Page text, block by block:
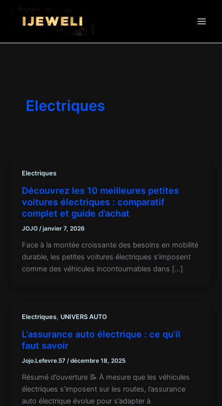
contenu
Electriques
Electriques
Découvrez les 10 meilleures petites
voitures électriques : comparatif
complet et guide d’achat
JOJO /janvier 7, 2026
Face à la montée croissante des besoins en mobilité
durable, les petites voitures électriques s’imposent
comme des véhicules incontournables dans […]
Electriques, UNIVERS AUTO
L’assurance auto électrique : ce qu’il
faut savoir
Jojo.Lefevre.57/décembre 18, 2025
Résumé d’ouverture 📝 À mesure que les véhicules
électriques s’imposent sur les routes, l’assurance
auto électrique évolue pour s’adapter à